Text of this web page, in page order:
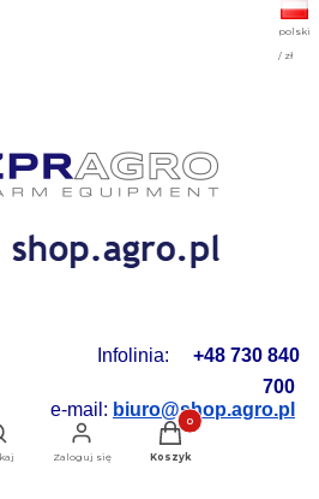
polski
/ zł
Infolinia: +48 730 840
700
e-mail: biuro@shop.agro.pl
wyszukiwarkę
Zaloguj się
Produkty w koszyku: 0.
Koszyk